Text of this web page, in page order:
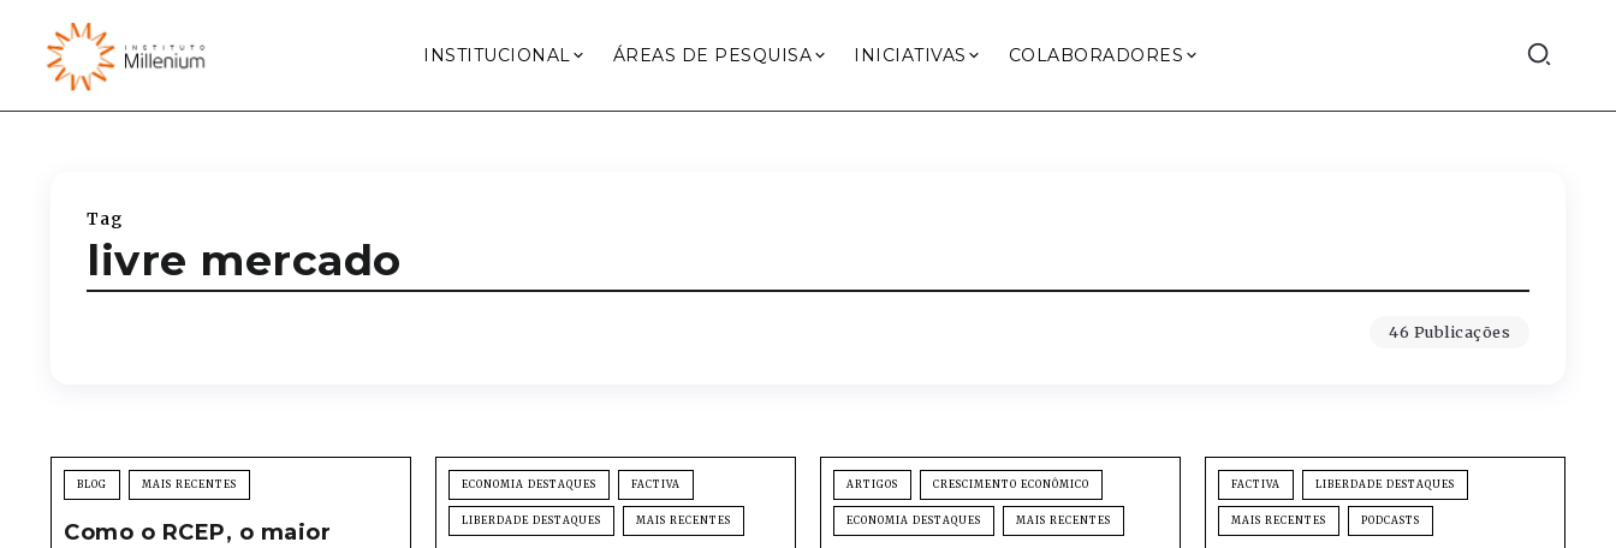
INSTITUCIONAL ÁREAS DE PESQUISA INICIATIVAS COLABORADORES
Tag
livre mercado
46 Publicações
BLOG MAIS RECENTES
Como o RCEP, o maior
ECONOMIA DESTAQUES FACTIVA
LIBERDADE DESTAQUES MAIS RECENTES
ARTIGOS CRESCIMENTO ECONÔMICO
ECONOMIA DESTAQUES MAIS RECENTES
FACTIVA LIBERDADE DESTAQUES
MAIS RECENTES PODCASTS